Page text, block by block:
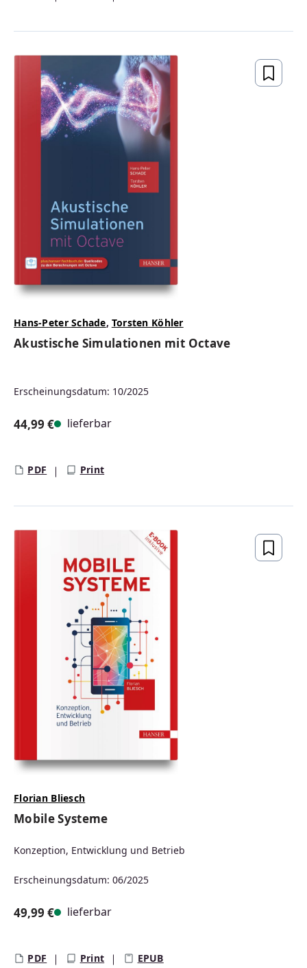
Hans-Peter Schade, Torsten Köhler
Akustische Simulationen mit Octave
Erscheinungsdatum: 10/2025
44,99 € lieferbar
PDF Print
Florian Bliesch
Mobile Systeme
Konzeption, Entwicklung und Betrieb
Erscheinungsdatum: 06/2025
49,99 € lieferbar
PDF Print EPUB